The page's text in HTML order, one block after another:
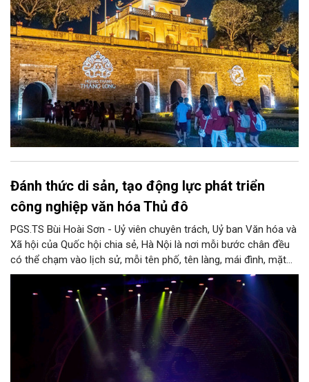
Đánh thức di sản, tạo động lực phát triển
công nghiệp văn hóa Thủ đô
PGS.TS Bùi Hoài Sơn - Uỷ viên chuyên trách, Uỷ ban Văn hóa và
Xã hội của Quốc hội chia sẻ, Hà Nội là nơi mỗi bước chân đều
có thể chạm vào lịch sử, mỗi tên phố, tên làng, mái đình, mặt
hồ, nếp nhà, câu hát, món ăn, làn điệu, nghề thủ công đều có
thể kể một câu chuyện về chiều sâu văn hiến của dân tộc.
Nhưng trong kỷ nguyên mới, câu hỏi đặt ra không chỉ Hà Nội có
bao nhiêu di sản, bao nhiêu văn nghệ sĩ, trí thức, không gian ký
ức, mà là làm thế nào để những giá trị ấy trở thành nguồn lực
phát triển, thành sức mạnh mềm, thành động lực sáng tạo,
thành năng lực cạnh tranh của Thủ đô.